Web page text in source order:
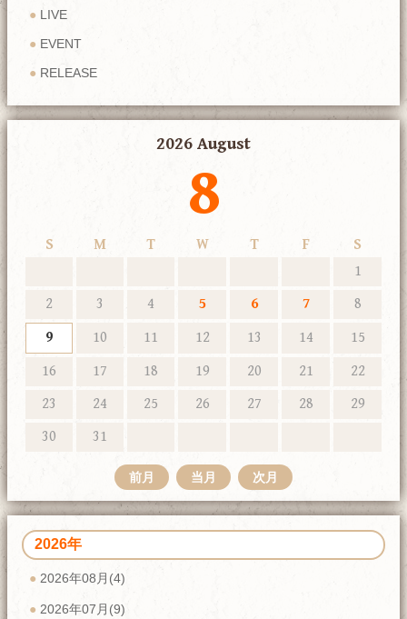
LIVE
EVENT
RELEASE
2026 August
8
S M T W T F
S
1
2
3 4 5 6 7
8
9
10 11 12 13 14
15
16
17 18 19 20 21
22
23
24 25 26 27 28
29
30
31
前月 当月 次月
2026年
2026年08月(4)
2026年07月(9)